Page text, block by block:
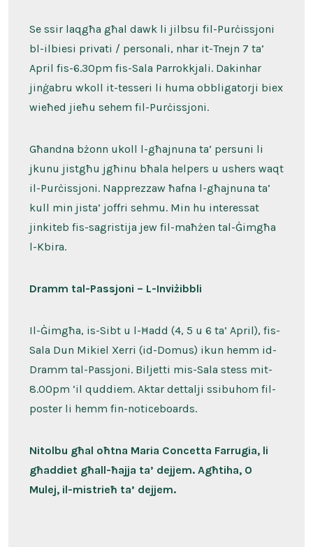
Se ssir laqgħa għal dawk li jilbsu fil-Purċissjoni
bl-ilbiesi privati / personali, nhar it-Tnejn 7 ta’
April fis-6.30pm fis-Sala Parrokkjali. Dakinhar
jinġabru wkoll it-tesseri li huma obbligatorji biex
wieħed jieħu sehem fil-Purċissjoni.
Għandna bżonn ukoll l-għajnuna ta’ persuni li
jkunu jistgħu jgħinu bħala helpers u ushers waqt
il-Purċissjoni. Napprezzaw ħafna l-għajnuna ta’
kull min jista’ joffri sehmu. Min hu interessat
jinkiteb fis-sagristija jew fil-maħżen tal-Ġimgħa
l-Kbira.
Dramm tal-Passjoni – L-Inviżibbli
Il-Ġimgħa, is-Sibt u l-Ħadd (4, 5 u 6 ta’ April), fis-
Sala Dun Mikiel Xerri (id-Domus) ikun hemm id-
Dramm tal-Passjoni. Biljetti mis-Sala stess mit-
8.00pm ’il quddiem. Aktar dettalji ssibuhom fil-
poster li hemm fin-noticeboards.
Nitolbu għal oħtna Maria Concetta Farrugia, li
għaddiet għall-ħajja ta’ dejjem. Agħtiha, O
Mulej, il-mistrieħ ta’ dejjem.